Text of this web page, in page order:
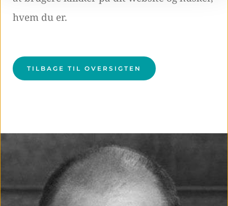
hvem du er.
TILBAGE TIL OVERSIGTEN